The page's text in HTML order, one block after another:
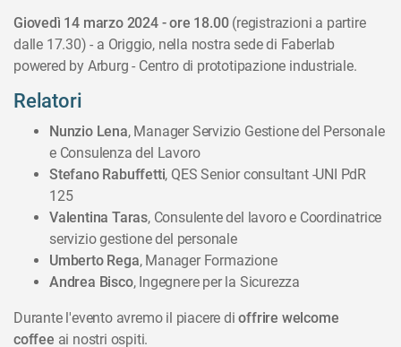
Giovedì 14 marzo 2024 - ore 18.00(registrazioni a partire
dalle 17.30) - a Origgio, nella nostra sede di Faberlab
powered by Arburg - Centro di prototipazione industriale.
Relatori
Nunzio Lena, Manager Servizio Gestione del Personale
e Consulenza del Lavoro
Stefano Rabuffetti, QES Senior consultant -UNI PdR
125
Valentina Taras, Consulente del lavoro e Coordinatrice
servizio gestione del personale
Umberto Rega, Manager Formazione
Andrea Bisco, Ingegnere per la Sicurezza
Durante l'evento avremo il piacere dioffrire welcome
coffee ai nostri ospiti.